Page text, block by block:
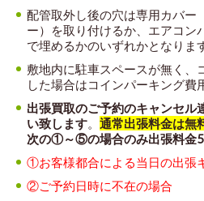
配管取外し後の穴は専用カバー
ー）を取り付けるか、エアコン
で埋めるかのいずれかとなりま
敷地内に駐車スペースが無く、
した場合はコインパーキング費
出張買取のご予約のキャンセル
い致します。 通常出張料金は無
次の①～⑤の場合のみ出張料金
①お客様都合による当日の出張
②ご予約日時に不在の場合